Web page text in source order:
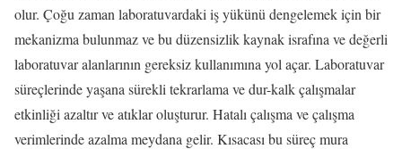
olur. Çoğu zaman laboratuvardaki iş yükünü dengelemek için bir
mekanizma bulunmaz ve bu düzensizlik kaynak israfına ve değerli
laboratuvar alanlarının gereksiz kullanımına yol açar. Laboratuvar
süreçlerinde yaşana sürekli tekrarlama ve dur-kalk çalışmalar
etkinliği azaltır ve atıklar oluşturur. Hatalı çalışma ve çalışma
verimlerinde azalma meydana gelir. Kısacası bu süreç mura